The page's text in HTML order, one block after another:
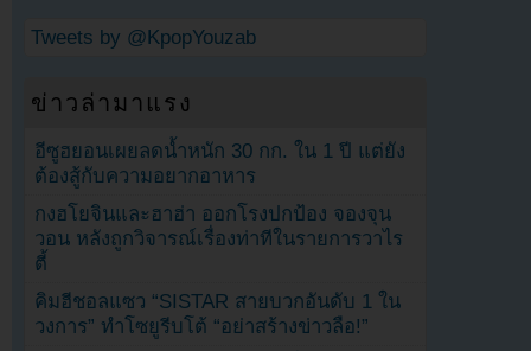
Tweets by @KpopYouzab
ข่าวล่ามาแรง
อีซูฮยอนเผยลดน้ำหนัก 30 กก. ใน 1 ปี แต่ยัง
ต้องสู้กับความอยากอาหาร
กงฮโยจินและฮาฮ่า ออกโรงปกป้อง จองจุน
วอน หลังถูกวิจารณ์เรื่องท่าทีในรายการวาไร
ตี้
คิมฮีชอลแซว “SISTAR สายบวกอันดับ 1 ใน
วงการ” ทำโซยูรีบโต้ “อย่าสร้างข่าวลือ!”